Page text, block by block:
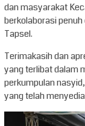
dan masyarakat
berkolaborasi
Tapsel.
Terimakasih dan
yang terlibat dalam
perkumpulan
yang telah